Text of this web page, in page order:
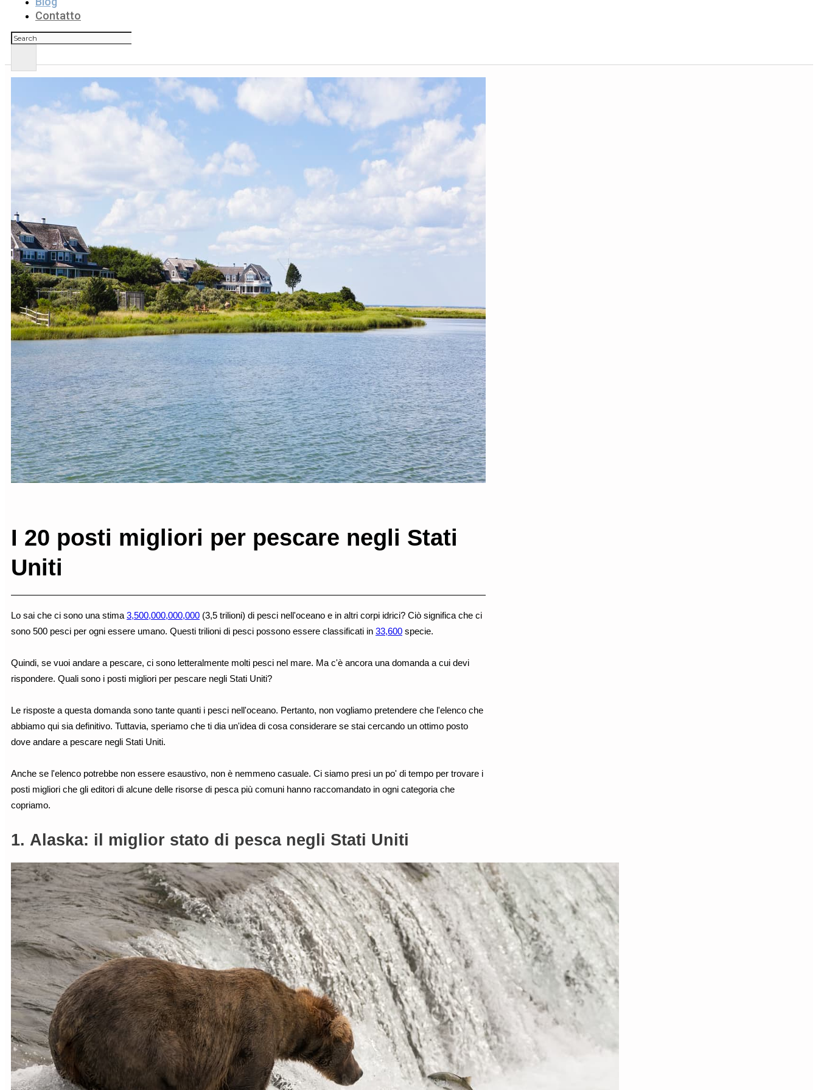
Contatto
Cerca
I 20 posti migliori per pescare negli Stati
Uniti
Lo sai che ci sono una stima 3,500,000,000,000 (3,5 trilioni) di pesci nell'oceano e in altri corpi idrici? Ciò significa che ci
sono 500 pesci per ogni essere umano. Questi trilioni di pesci possono essere classificati in 33,600 specie.
Quindi, se vuoi andare a pescare, ci sono letteralmente molti pesci nel mare. Ma c'è ancora una domanda a cui devi
rispondere. Quali sono i posti migliori per pescare negli Stati Uniti?
Le risposte a questa domanda sono tante quanti i pesci nell'oceano. Pertanto, non vogliamo pretendere che l'elenco che
abbiamo qui sia definitivo. Tuttavia, speriamo che ti dia un'idea di cosa considerare se stai cercando un ottimo posto
dove andare a pescare negli Stati Uniti.
Anche se l'elenco potrebbe non essere esaustivo, non è nemmeno casuale. Ci siamo presi un po' di tempo per trovare i
posti migliori che gli editori di alcune delle risorse di pesca più comuni hanno raccomandato in ogni categoria che
copriamo.
1. Alaska: il miglior stato di pesca negli Stati Uniti